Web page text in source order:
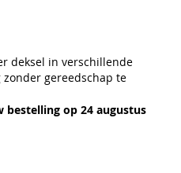
deksel in verschillende
zonder gereedschap te
bestelling op 24 augustus